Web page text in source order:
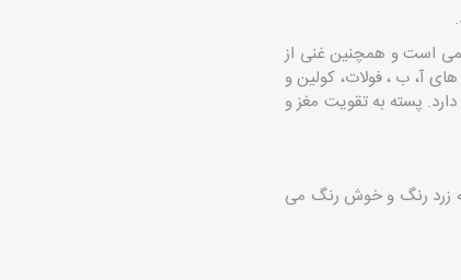
است و همچنین غنی از
آ، ب ، فولات، کولین و
پسته به تقویت مغز و
که زرد رنگ و خوش رنگ می